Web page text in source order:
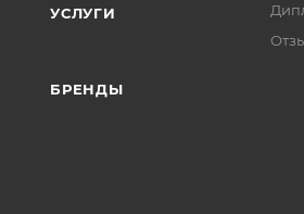
УСЛУГИ
БРЕНДЫ